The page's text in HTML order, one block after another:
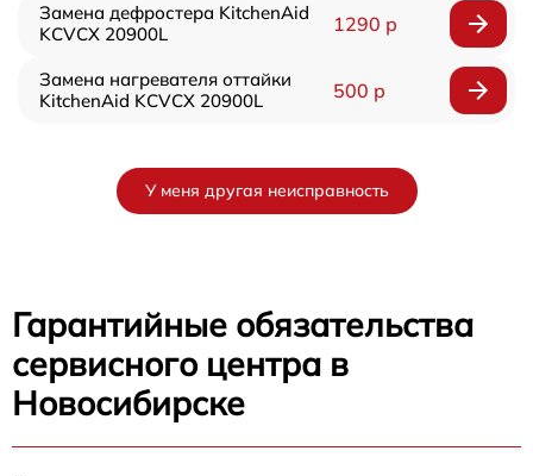
Замена дефростера KitchenAid
KCVCX 20900L
1290 р
Замена нагревателя оттайки
KitchenAid KCVCX 20900L
500 р
У меня другая неисправность
Гарантийные обязательства
сервисного центра в
Новосибирске